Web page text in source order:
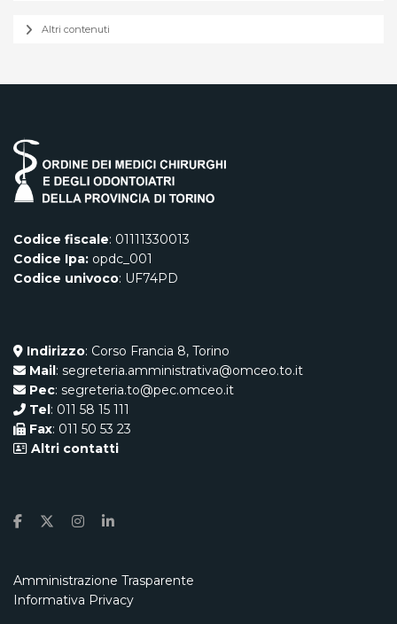
Altri contenuti
Codice fiscale: 01111330013
Codice Ipa: opdc_001
Codice univoco: UF74PD
Indirizzo: Corso Francia 8, Torino
Mail: segreteria.amministrativa@omceo.to.it
Pec: segreteria.to@pec.omceo.it
Tel: 011 58 15 111
Fax: 011 50 53 23
Altri contatti
Amministrazione Trasparente
Informativa Privacy